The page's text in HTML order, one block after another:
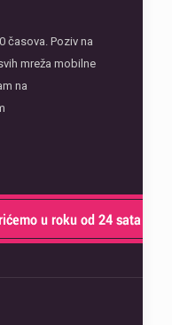
časova. Poziv na
mreža mobilne
na